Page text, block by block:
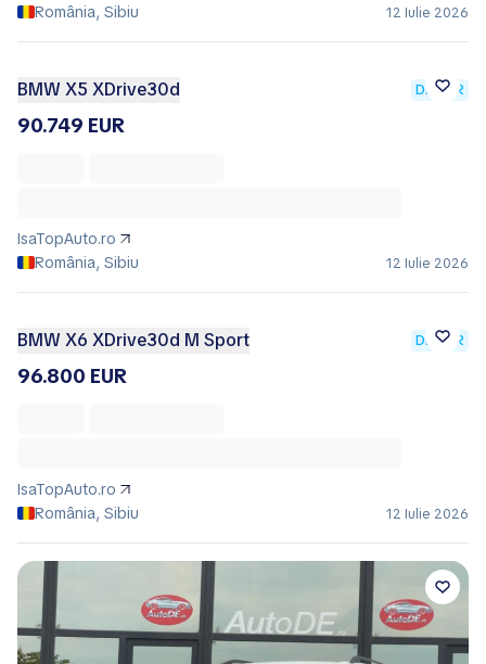
România, Sibiu
12 Iulie 2026
BMW X5 XDrive30d DEALER
90.749 EUR
IsaTopAuto.ro
România, Sibiu
12 Iulie 2026
BMW X6 XDrive30d M Sport DEALER
96.800 EUR
IsaTopAuto.ro
România, Sibiu
12 Iulie 2026